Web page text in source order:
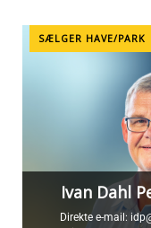
SÆLGER HAVE/PARK
Direkte e-mail:
Ivan Dahl